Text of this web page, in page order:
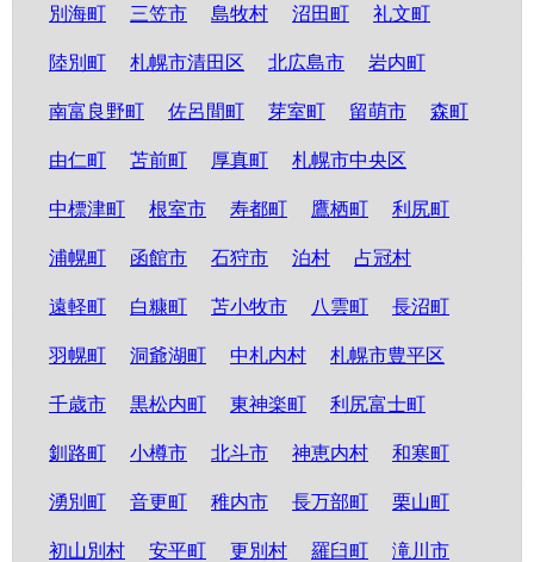
別海町 三笠市 島牧村 沼田町 礼文町
陸別町 札幌市清田区 北広島市 岩内町
南富良野町 佐呂間町 芽室町 留萌市 森町
由仁町 苫前町 厚真町 札幌市中央区
中標津町 根室市 寿都町 鷹栖町 利尻町
浦幌町 函館市 石狩市 泊村 占冠村
遠軽町 白糠町 苫小牧市 八雲町 長沼町
羽幌町 洞爺湖町 中札内村 札幌市豊平区
千歳市 黒松内町 東神楽町 利尻富士町
釧路町 小樽市 北斗市 神恵内村 和寒町
湧別町 音更町 稚内市 長万部町 栗山町
初山別村 安平町 更別村 羅臼町 滝川市